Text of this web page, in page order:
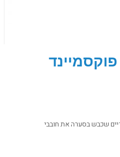
שכבש בסערה את חובבי